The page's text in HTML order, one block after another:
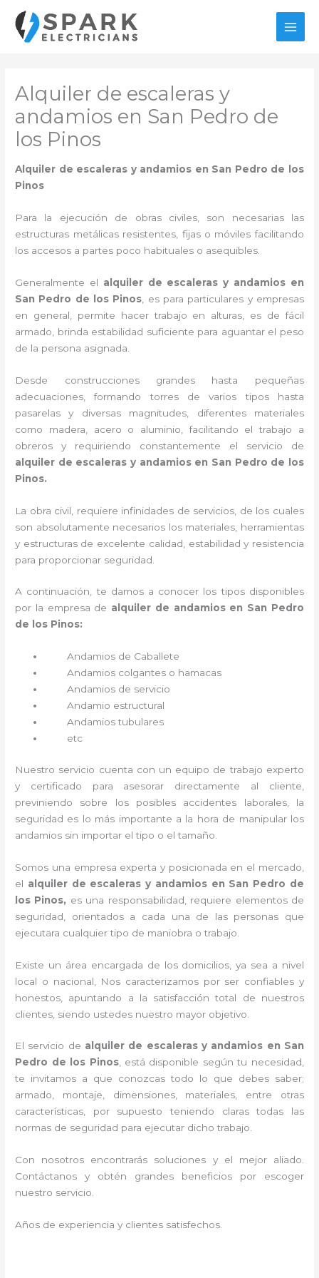
contenido
Alquiler de escaleras y
andamios en San Pedro de
los Pinos
Alquiler de escaleras y andamios en San Pedro de los
Pinos
Para la ejecución de obras civiles, son necesarias las
estructuras metálicas resistentes, fijas o móviles facilitando
los accesos a partes poco habituales o asequibles.
Generalmente el alquiler de escaleras y andamios en
San Pedro de los Pinos , es para particulares y empresas
en general, permite hacer trabajo en alturas, es de fácil
armado, brinda estabilidad suficiente para aguantar el peso
de la persona asignada.
Desde construcciones grandes hasta pequeñas
adecuaciones, formando torres de varios tipos hasta
pasarelas y diversas magnitudes, diferentes materiales
como madera, acero o aluminio, facilitando el trabajo a
obreros y requiriendo constantemente el servicio de
alquiler de escaleras y andamios en San Pedro de los
Pinos.
La obra civil, requiere infinidades de servicios, de los cuales
son absolutamente necesarios los materiales, herramientas
y estructuras de excelente calidad, estabilidad y resistencia
para proporcionar seguridad.
A continuación, te damos a conocer los tipos disponibles
por la empresa de alquiler de andamios en San Pedro
de los Pinos:
Andamios de Caballete
Andamios colgantes o hamacas
Andamios de servicio
Andamio estructural
Andamios tubulares
etc
Nuestro servicio cuenta con un equipo de trabajo experto
y certificado para asesorar directamente al cliente,
previniendo sobre los posibles accidentes laborales, la
seguridad es lo más importante a la hora de manipular los
andamios sin importar el tipo o el tamaño.
Somos una empresa experta y posicionada en el mercado,
el alquiler de escaleras y andamios en San Pedro de
los Pinos, es una responsabilidad, requiere elementos de
seguridad, orientados a cada una de las personas que
ejecutara cualquier tipo de maniobra o trabajo.
Existe un área encargada de los domicilios, ya sea a nivel
local o nacional, Nos caracterizamos por ser confiables y
honestos, apuntando a la satisfacción total de nuestros
clientes, siendo ustedes nuestro mayor objetivo.
El servicio de alquiler de escaleras y andamios en San
Pedro de los Pinos, está disponible según tu necesidad,
te invitamos a que conozcas todo lo que debes saber;
armado, montaje, dimensiones, materiales, entre otras
características, por supuesto teniendo claras todas las
normas de seguridad para ejecutar dicho trabajo.
Con nosotros encontrarás soluciones y el mejor aliado.
Contáctanos y obtén grandes beneficios por escoger
nuestro servicio.
Años de experiencia y clientes satisfechos.